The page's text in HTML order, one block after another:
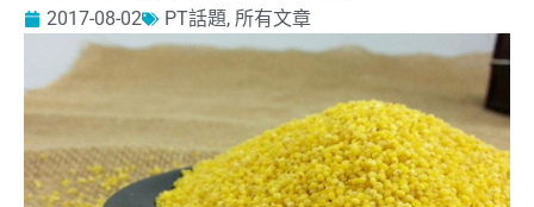
2017-08-02 PT話題, 所有文章